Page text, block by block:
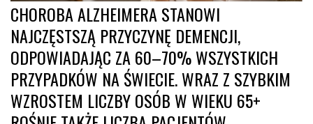
CHOROBA ALZHEIMERA STANOWI
NAJCZĘSTSZĄ PRZYCZYNĘ DEMENCJI,
ODPOWIADAJĄC ZA 60–70% WSZYSTKICH
PRZYPADKÓW NA ŚWIECIE. WRAZ Z SZYBKIM
WZROSTEM LICZBY OSÓB W WIEKU 65+